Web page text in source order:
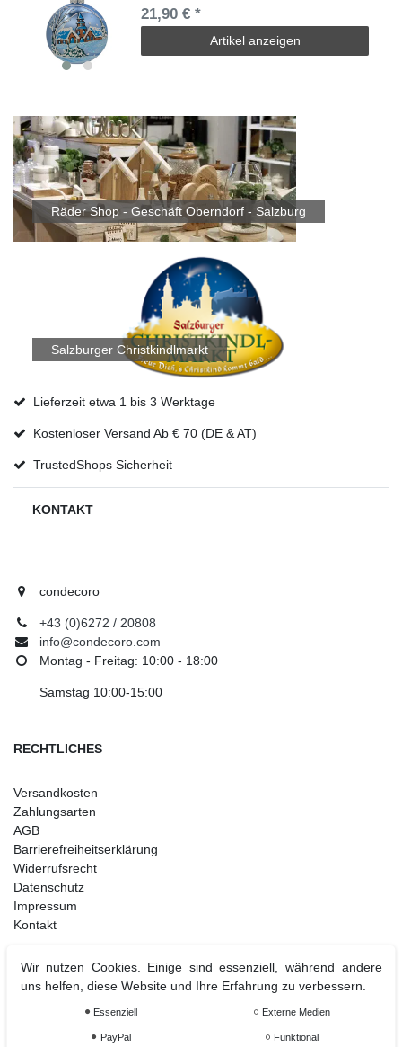
21,90 € *
Artikel anzeigen
Räder Shop - Geschäft Oberndorf - Salzburg
Salzburger Christkindlmarkt
Lieferzeit etwa 1 bis 3 Werktage
Kostenloser Versand Ab € 70 (DE & AT)
TrustedShops Sicherheit
KONTAKT
condecoro
+43 (0)6272 / 20808
info@condecoro.com
Montag - Freitag: 10:00 - 18:00
Samstag 10:00-15:00
RECHTLICHES
Versandkosten
Zahlungsarten
AGB
Barrierefreiheitserklärung
Widerrufsrecht
Datenschutz
Impressum
Kontakt
Weihnachtsdeko
Christbaumschmuck
Christbaumkugel
Wir nutzen Cookies. Einige sind essenziell, während andere
uns helfen, diese Website und Ihre Erfahrung zu verbessern.
Essenziell Externe Medien
PayPal Funktional